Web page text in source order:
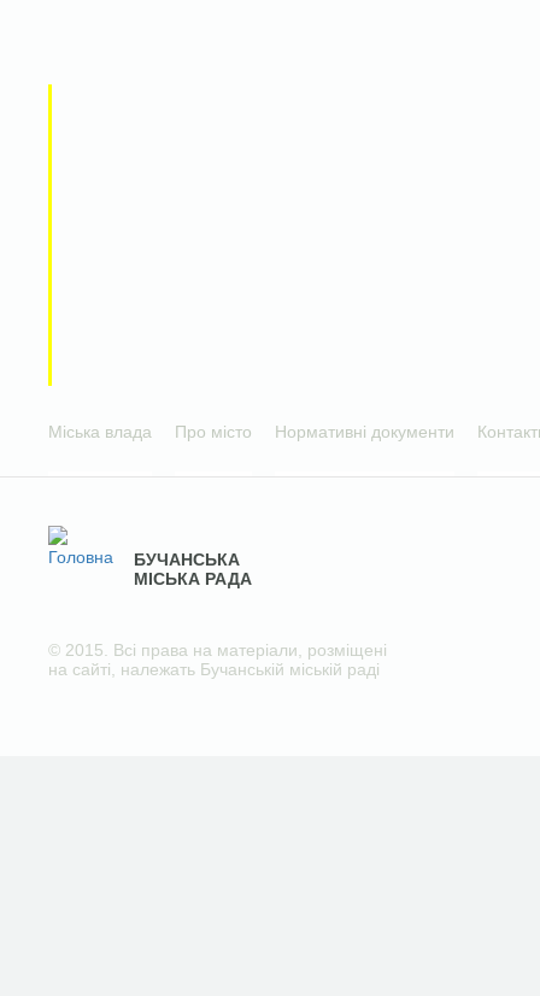
Міська влада Про місто Нормативні документи
БУЧАНСЬКА
МІСЬКА РАДА
© 2015. Всі права на матеріали, розміщені
на сайті, належать Бучанській міській раді